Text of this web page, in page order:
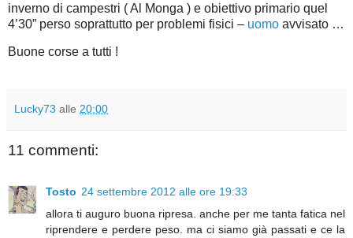
inverno di campestri ( Al Monga ) e obiettivo primario quel
4’30” perso soprattutto per problemi fisici – uomo avvisato …
Buone corse a tutti !
Lucky73 alle 20:00
11 commenti:
Tosto 24 settembre 2012 alle ore 19:33
allora ti auguro buona ripresa. anche per me tanta fatica nel
riprendere e perdere peso. ma ci siamo già passati e ce la